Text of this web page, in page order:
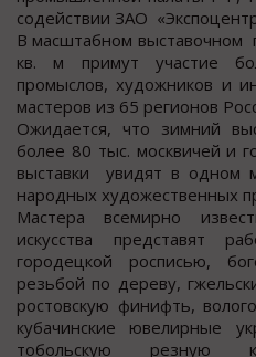
содействии ЗАО
В масштабном выставочном
кв. м примут участие
промыслов, художников и
мастеров из 65 регионов
Ожидается, что зимний
более 80 тыс. москвичей и
выставки увидят в одном
народных художественных
Мастера всемирно
искусства представят
городецкой росписью,
резьбой по дереву,
ростовскую финифть,
кубачинские ювелирные
тобольскую резную